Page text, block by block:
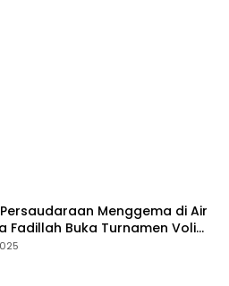
Menggema di Air
Fadillah Buka Turnamen Voli
II